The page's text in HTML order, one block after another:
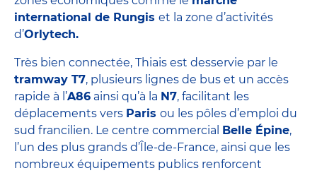
international de Rungis et la zone d’activités
d’Orlytech.
Très bien connectée, Thiais est desservie par le
tramway T7, plusieurs lignes de bus et un accès
rapide à l’A86 ainsi qu’à la N7, facilitant les
déplacements vers Paris ou les pôles d’emploi du
sud francilien. Le centre commercial Belle Épine,
l’un des plus grands d’Île-de-France, ainsi que les
nombreux équipements publics renforcent